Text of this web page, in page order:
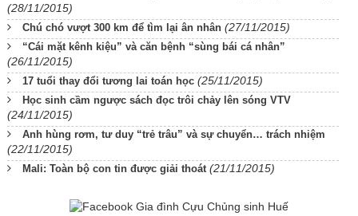
(28/11/2015)
Chú chó vượt 300 km để tìm lại ân nhân (27/11/2015)
“Cái mặt kênh kiệu” và căn bệnh “sùng bái cá nhân”
(26/11/2015)
17 tuổi thay đổi tương lai toán học (25/11/2015)
Học sinh cầm ngược sách đọc trôi chảy lên sóng VTV
(24/11/2015)
Anh hùng rơm, tư duy “trẻ trâu” và sự chuyển… trách nhiệm
(22/11/2015)
Mali: Toàn bộ con tin được giải thoát (21/11/2015)